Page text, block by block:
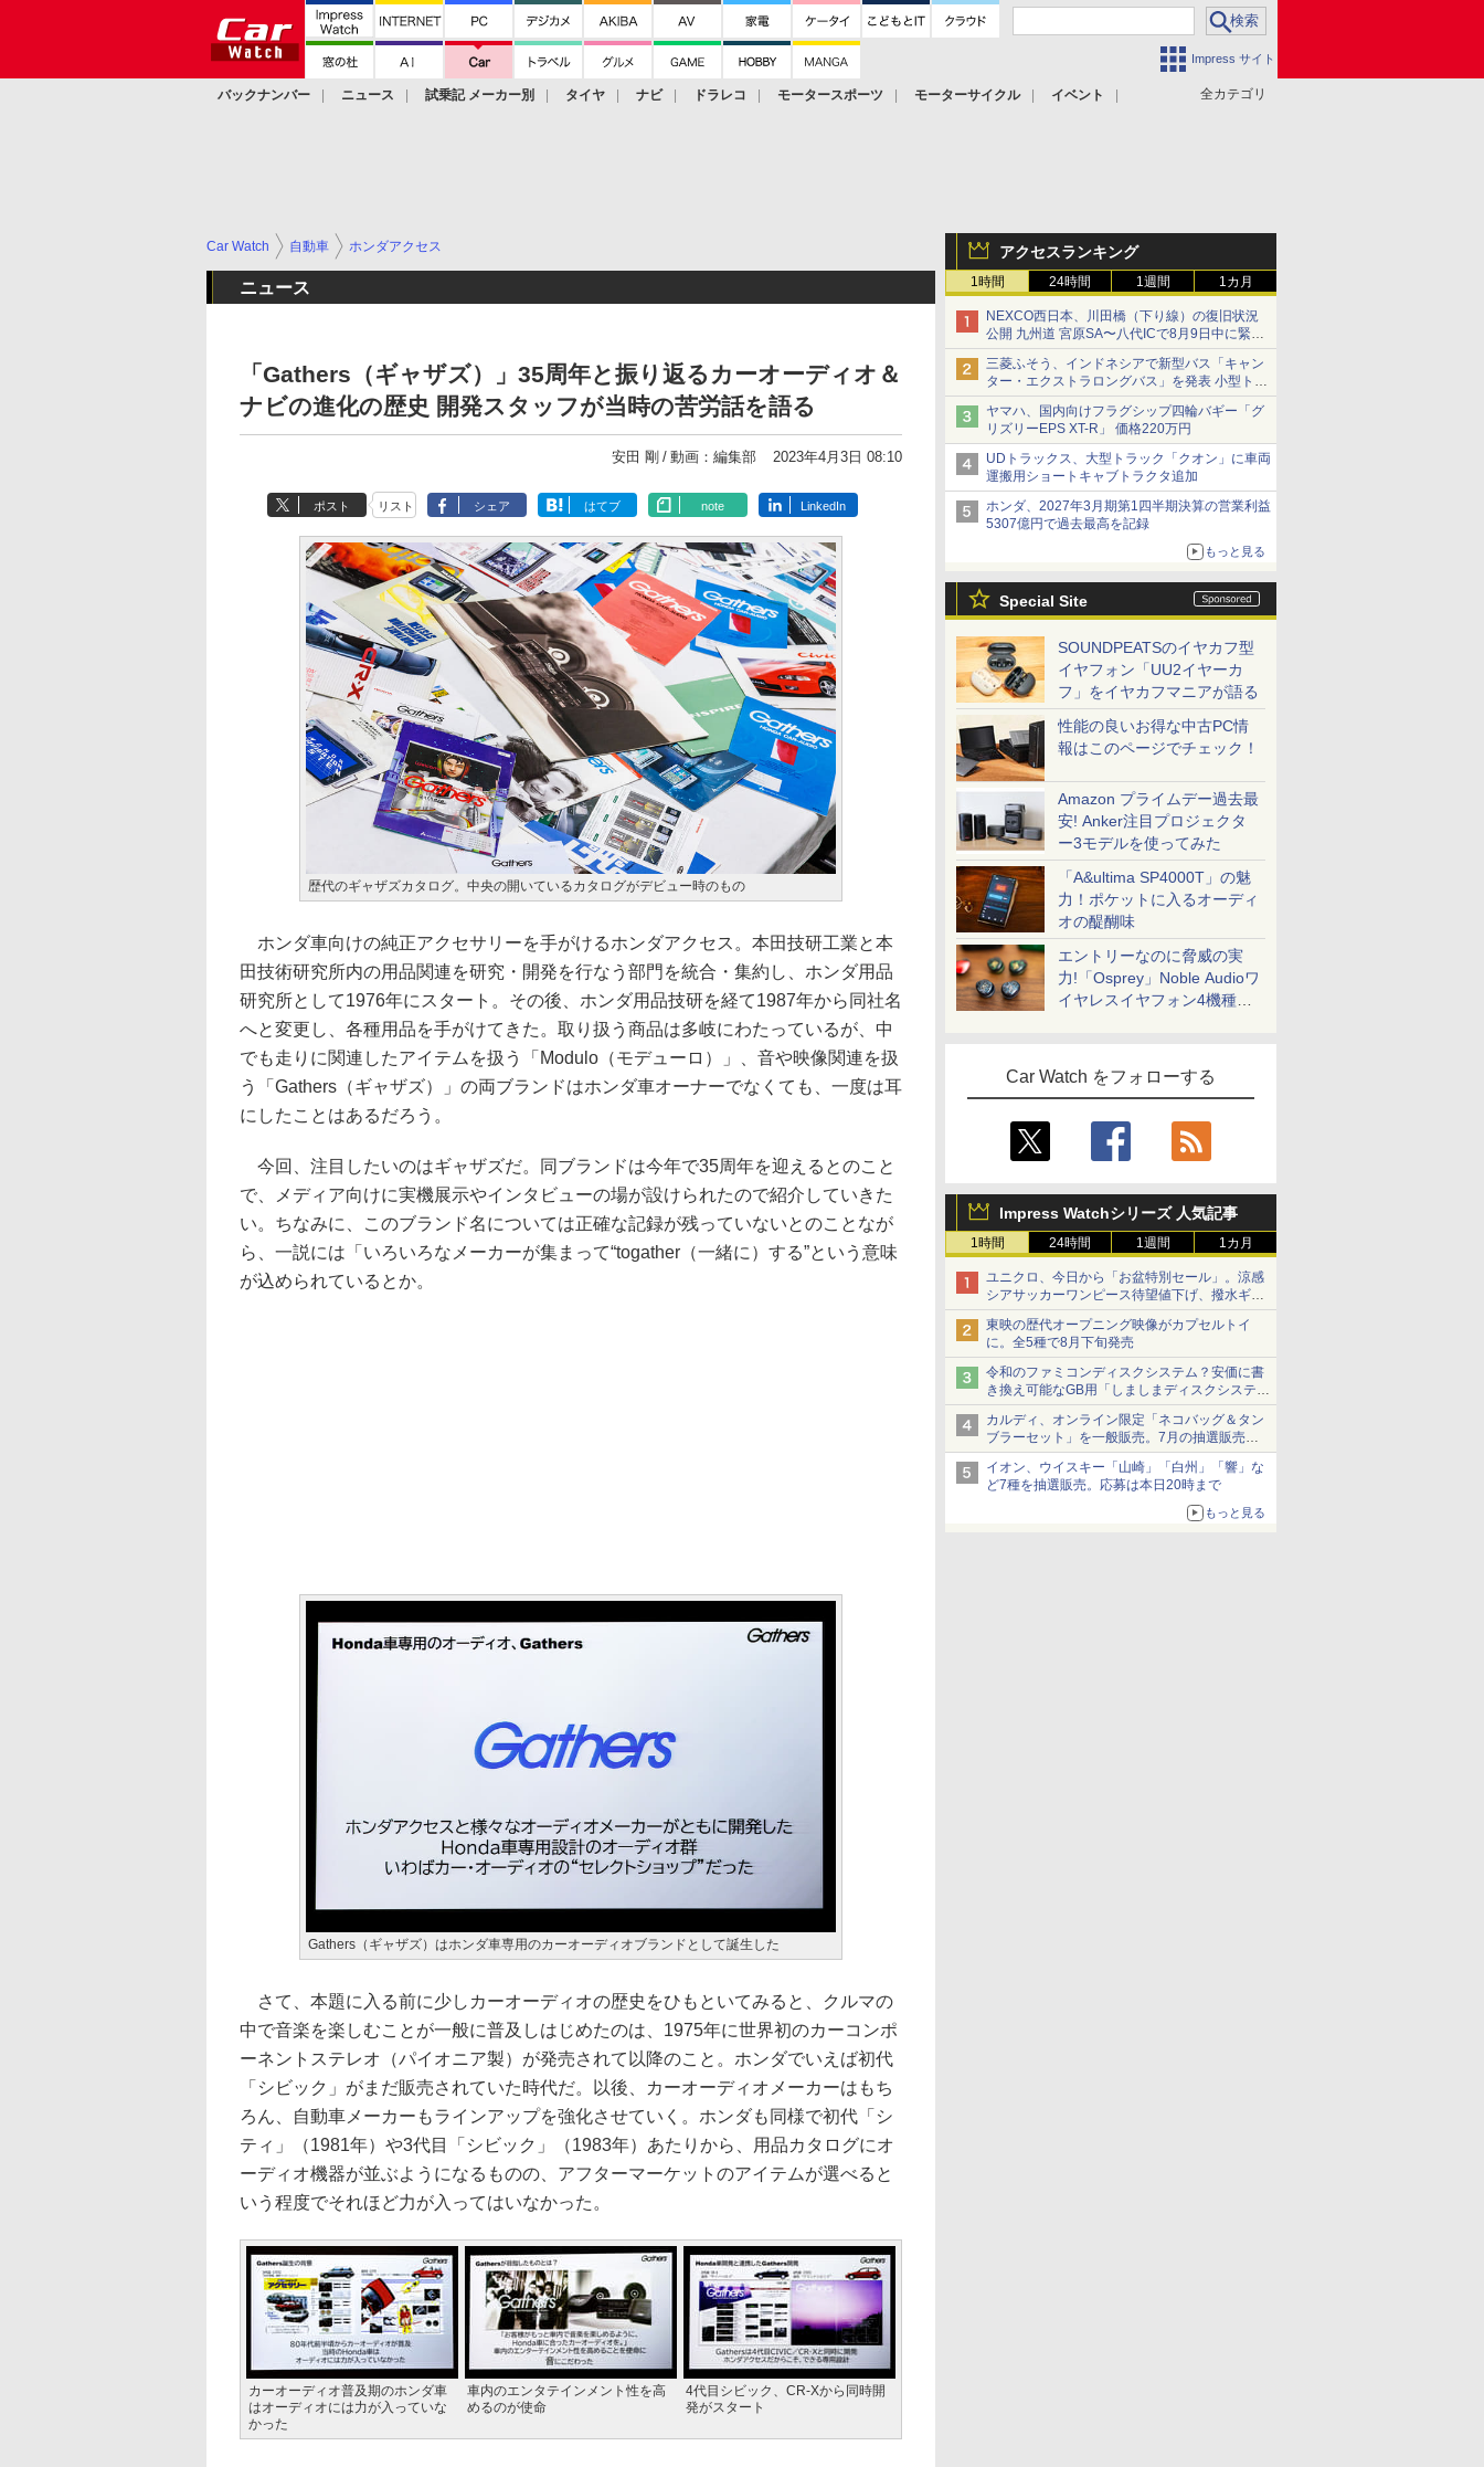
Impress サイト
全カテゴリ
バックナンバー ニュース 試乗記 メーカー別 タイヤ ナビ ドラレコ モータースポーツ モーターサイクル
イベント
アクセスランキング
1時間 24時間 1週間 1カ月
NEXCO西日本、川田橋（下り線）の復旧状況
公開 九州道 宮原SA〜八代ICで8月9日中に緊急
車両を通行可能に
三菱ふそう、インドネシアで新型バス「キャン
ター・エクストラロングバス」を発表 小型トラ
ックベースの観光・旅客輸送向けバス
ヤマハ、国内向けフラグシップ四輪バギー「グ
リズリーEPS XT-R」 価格220万円
UDトラックス、大型トラック「クオン」に車両
運搬用ショートキャブトラクタ追加
ホンダ、2027年3月期第1四半期決算の営業利益
5307億円で過去最高を記録
もっと見る
Special Site
SOUNDPEATSのイヤカフ型
イヤフォン「UU2イヤーカ
フ」をイヤカフマニアが語る
性能の良いお得な中古PC情
報はこのページでチェック！
Amazon プライムデー過去最
安! Anker注目プロジェクタ
ー3モデルを使ってみた
「A&ultima SP4000T」の魅
力！ポケットに入るオーディ
オの醍醐味
エントリーなのに脅威の実
力!「Osprey」Noble Audioワ
イヤレスイヤフォン4機種を
Car Watch をフォローする
Impress Watchシリーズ 人気記事
1時間 24時間 1週間 1カ月
ユニクロ、今日から「お盆特別セール」。涼感
シアサッカーワンピース待望値下げ、撥水ギア
ショーツは1990円に
東映の歴代オープニング映像がカプセルトイ
に。全5種で8月下旬発売
令和のファミコンディスクシステム？安価に書
き換え可能なGB用「しましまディスクシステ
ム」
カルディ、オンライン限定「ネコバッグ＆タン
ブラーセット」を一般販売。7月の抽選販売の
当選無効分
イオン、ウイスキー「山崎」「白州」「響」な
ど7種を抽選販売。応募は本日20時まで
もっと見る
Car Watch 自動車 ホンダアクセス
ニュース
「Gathers（ギャザズ）」35周年と振り返るカーオーディオ＆
ナビの進化の歴史 開発スタッフが当時の苦労話を語る
安田 剛 動画：編集部 2023年4月3日 08:10
ポスト リスト シェア はてブ note LinkedIn
歴代のギャザズカタログ。中央の開いているカタログがデビュー時のもの
ホンダ車向けの純正アクセサリーを手がけるホンダアクセス。本田技研工業と本
田技術研究所内の用品関連を研究・開発を行なう部門を統合・集約し、ホンダ用品
研究所として1976年にスタート。その後、ホンダ用品技研を経て1987年から同社名
へと変更し、各種用品を手がけてきた。取り扱う商品は多岐にわたっているが、中
でも走りに関連したアイテムを扱う「Modulo（モデューロ）」、音や映像関連を扱
う「Gathers（ギャザズ）」の両ブランドはホンダ車オーナーでなくても、一度は耳
にしたことはあるだろう。
今回、注目したいのはギャザズだ。同ブランドは今年で35周年を迎えるとのこと
で、メディア向けに実機展示やインタビューの場が設けられたので紹介していきた
い。ちなみに、このブランド名については正確な記録が残っていないとのことなが
ら、一説には「いろいろなメーカーが集まって“togather（一緒に）する”という意味
が込められているとか。
Gathers（ギャザズ）はホンダ車専用のカーオーディオブランドとして誕生した
さて、本題に入る前に少しカーオーディオの歴史をひもといてみると、クルマの
中で音楽を楽しむことが一般に普及しはじめたのは、1975年に世界初のカーコンポ
ーネントステレオ（パイオニア製）が発売されて以降のこと。ホンダでいえば初代
「シビック」がまだ販売されていた時代だ。以後、カーオーディオメーカーはもち
ろん、自動車メーカーもラインアップを強化させていく。ホンダも同様で初代「シ
ティ」（1981年）や3代目「シビック」（1983年）あたりから、用品カタログにオ
ーディオ機器が並ぶようになるものの、アフターマーケットのアイテムが選べると
いう程度でそれほど力が入ってはいなかった。
カーオーディオ普及期のホンダ車
はオーディオには力が入っていな
かった
車内のエンタテインメント性を高
めるのが使命
4代目シビック、CR-Xから同時開
発がスタート